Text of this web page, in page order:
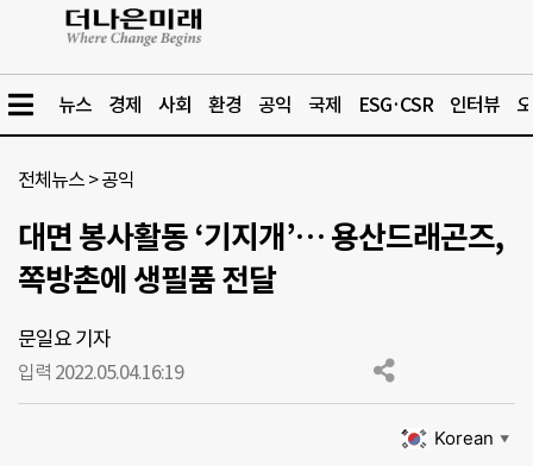
뉴스 경제 사회 환경 공익 국제 ESG·CSR 인터뷰
전체뉴스 >공익
대면 봉사활동 ‘기지개’… 용산드래곤즈,
쪽방촌에 생필품 전달
문일요 기자
입력 2022.05.04.16:19
Korean ▼